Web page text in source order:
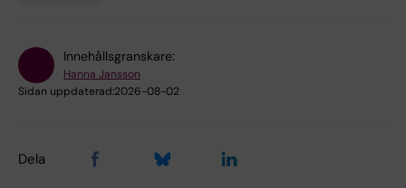
Innehållsgranskare:
Hanna Jansson
Sidan uppdaterad:2026-08-02
Dela